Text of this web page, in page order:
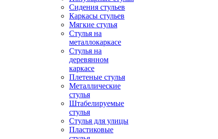
Сидения стульев
Каркасы стульев
Мягкие стулья
Стулья на
металлокаркасе
Стулья на
деревянном
каркасе
Плетеные стулья
Металлические
стулья
Штабелируемые
стулья
Стулья для улицы
Пластиковые